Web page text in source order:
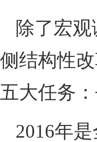
除了宏
侧结构性
五大任务
2016年